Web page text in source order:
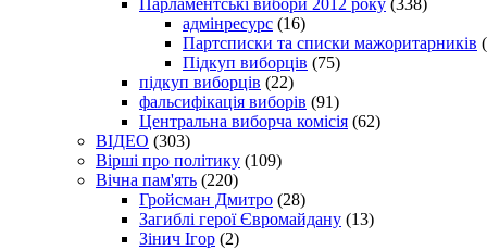
адмінресурс (16)
Партсписки та списки мажоритарників
Підкуп виборців (75)
підкуп виборців (22)
фальсифікація виборів (91)
Центральна виборча комісія (62)
ВІДЕО (303)
Вірші про політику (109)
Вічна пам'ять (220)
Гройсман Дмитро (28)
Загиблі герої Євромайдану (13)
Зінич Ігор (2)